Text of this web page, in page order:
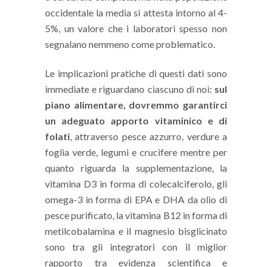
occidentale la media si attesta intorno al 4-
5%, un valore che i laboratori spesso non
segnalano nemmeno come problematico.
Le implicazioni pratiche di questi dati sono
immediate e riguardano ciascuno di noi: sul
piano alimentare, dovremmo garantirci
un adeguato apporto vitaminico e di
folati , attraverso pesce azzurro, verdure a
foglia verde, legumi e crucifere mentre per
quanto riguarda la supplementazione, la
vitamina D3 in forma di colecalciferolo, gli
omega-3 in forma di EPA e DHA da olio di
pesce purificato, la vitamina B12 in forma di
metilcobalamina e il magnesio bisglicinato
sono tra gli integratori con il miglior
rapporto tra evidenza scientifica e